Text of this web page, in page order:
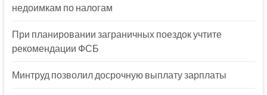
недоимкам по налогам
При планировании заграничных поездок учтите
рекомендации ФСБ
Минтруд позволил досрочную выплату зарплаты